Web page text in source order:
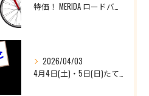
特価！ MERIDA ロードバイク RIDE80 ¥126,500(税込)を￥88,550（税込）
2026/04/03
4月4日(土)・5日(日)たて輪一宮店休業のお知らせ